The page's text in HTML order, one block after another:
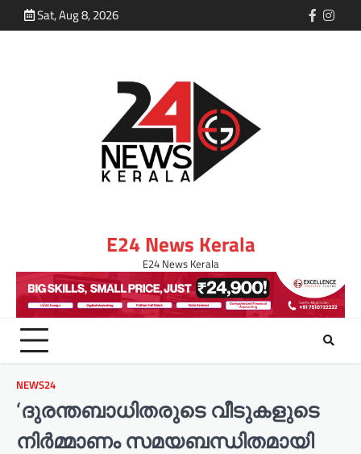
Sat, Aug 8, 2026
E24 News Kerala
E24 News Kerala
NEWS24
‘ദുരന്തബാധിതരുടെ വീടുകളുടെ
നിർമ്മാണം സമയബന്ധിതമായി